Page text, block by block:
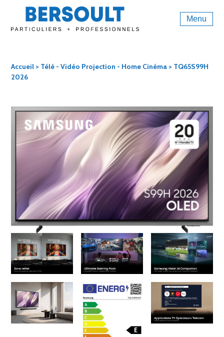
Menu
Accueil > Télé - Vidéo Projection - Home Cinéma > TQ65S99H
2026